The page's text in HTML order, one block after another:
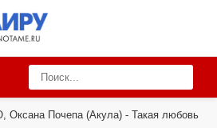
Оксана Почепа (Акула) - Такая любовь